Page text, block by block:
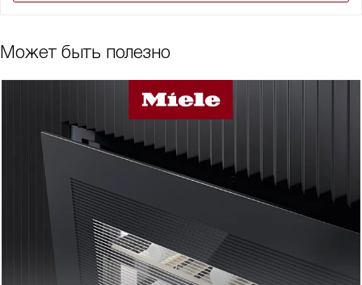
Может быть полезно